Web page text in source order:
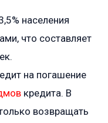
населения
что составляет
на погашение
кредита. В
возвращать